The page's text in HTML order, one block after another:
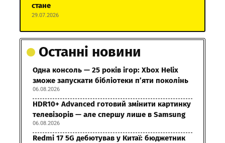
стане
29.07.2026
Останні новини
Одна консоль — 25 років ігор: Xbox Helix
зможе запускати бібліотеки п’яти поколінь
06.08.2026
HDR10+ Advanced готовий змінити картинку
телевізорів — але спершу лише в Samsung
06.08.2026
Redmi 17 5G дебютував у Китаї: бюджетник